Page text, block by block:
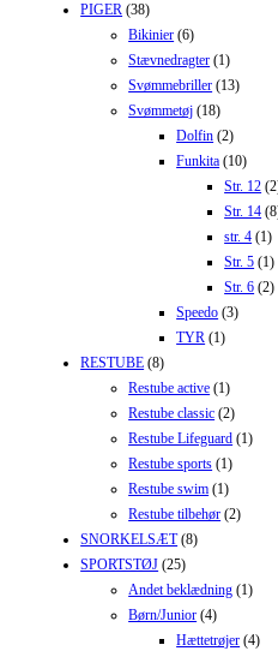
PIGER (38)
Bikinier (6)
Stævnedragter (1)
Svømmebriller (13)
Svømmetøj (18)
Dolfin (2)
Funkita (10)
Str. 12
Str. 14
str. 4 (1)
Str. 5 (1)
Str. 6 (2)
Speedo (3)
TYR (1)
RESTUBE (8)
Restube active (1)
Restube classic (2)
Restube Lifeguard (1)
Restube sports (1)
Restube swim (1)
Restube tilbehør (2)
SNORKELSÆT (8)
SPORTSTØJ (25)
Andet beklædning (1)
Børn/Junior (4)
Hættetrøjer (4)